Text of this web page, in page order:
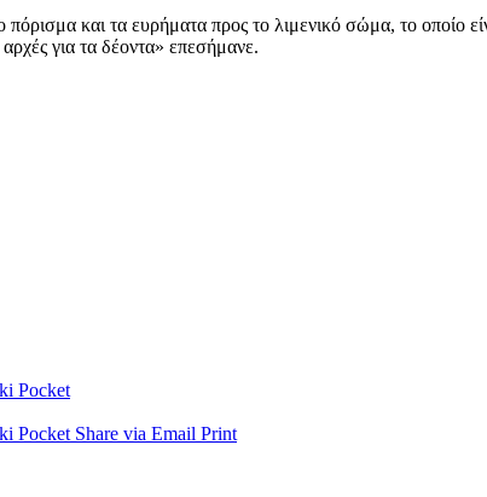
και τα ευρήματα προς το λιμενικό σώμα, το οποίο
για τα δέοντα» επεσήμανε.
Pocket
Pocket Share via Email Print